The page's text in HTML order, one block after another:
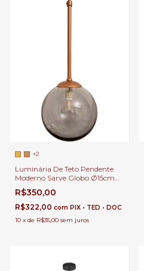
+2
Luminária De Teto Pendente
Moderno Sarve Globo Ø15cm
para Cabeceira de Cama,
Bacão de Cozinha, Quartos e
Lavabo
R$350,00
R$322,00 com PIX • TED • DOC
10 x de R$35,00 sem juros